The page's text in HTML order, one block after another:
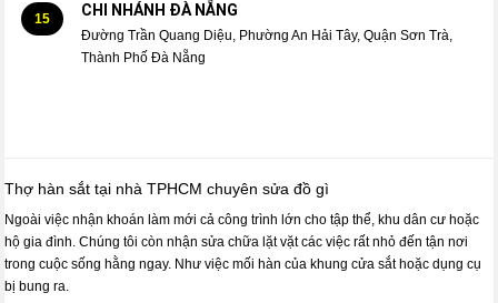
15 CHI NHÁNH ĐÀ NẴNG
Đường Trần Quang Diệu, Phường An Hải Tây, Quận Sơn Trà,
Thành Phố Đà Nẵng
Thợ hàn sắt tại nhà TPHCM chuyên sửa đồ gì
Ngoài việc nhận khoán làm mới cả công trình lớn cho tập thể, khu dân cư hoặc
hộ gia đình. Chúng tôi còn nhận sửa chữa lặt vặt các việc rất nhỏ đến tận nơi
trong cuộc sống hằng ngay. Như việc mối hàn của khung cửa sắt hoặc dụng cụ
bị bung ra.